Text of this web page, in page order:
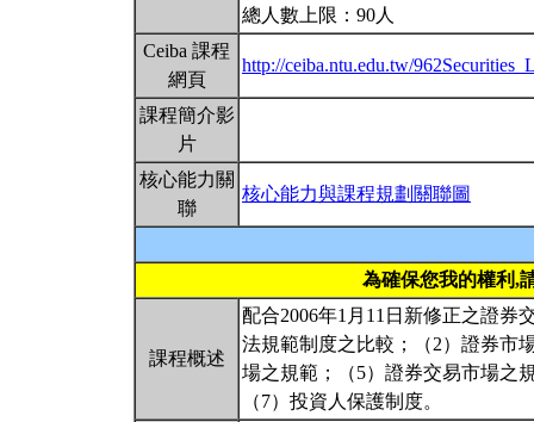
總人數上限：90人
Ceiba 課程
網頁
http://ceiba.ntu.edu.tw/
課程簡介影
片
核心能力關
聯
核心能力與課程規劃關聯圖
為確保您我的權利,
課程概述
配合2006年1月11日新修正之證券
法規範制度之比較；（2）證券市
場之規範；（5）證券交易市場之
（7）投資人保護制度。